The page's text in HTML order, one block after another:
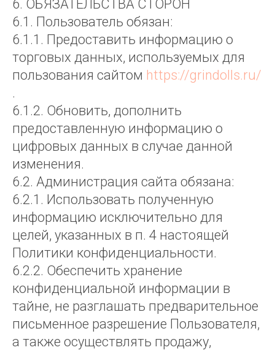
6. ОБЯЗАТЕЛЬСТВА СТОРОН
6.1. Пользователь обязан:
6.1.1. Предоставить информацию о
торговых данных, используемых для
пользования сайтом https://grindolls.ru/
.
6.1.2. Обновить, дополнить
предоставленную информацию о
цифровых данных в случае данной
изменения.
6.2. Администрация сайта обязана:
6.2.1. Использовать полученную
информацию исключительно для
целей, указанных в п. 4 настоящей
Политики конфиденциальности.
6.2.2. Обеспечить хранение
конфиденциальной информации в
тайне, не разглашать предварительное
письменное разрешение Пользователя,
а также осуществлять продажу,